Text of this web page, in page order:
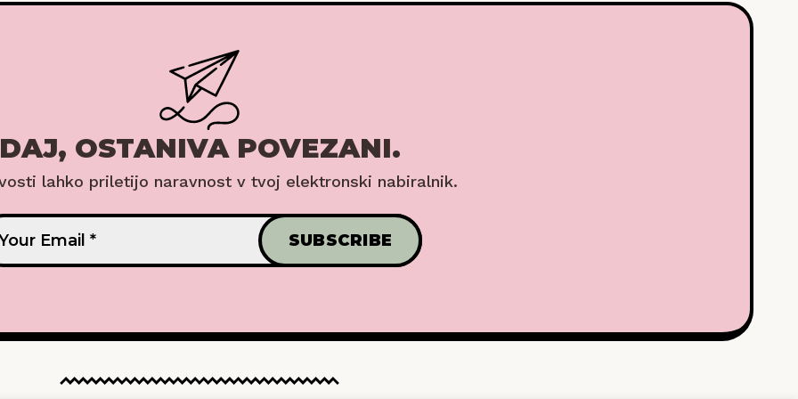
DAJ, OSTANIVA POVEZANI.
lahko priletijo naravnost v tvoj elektronski nabiralnik.